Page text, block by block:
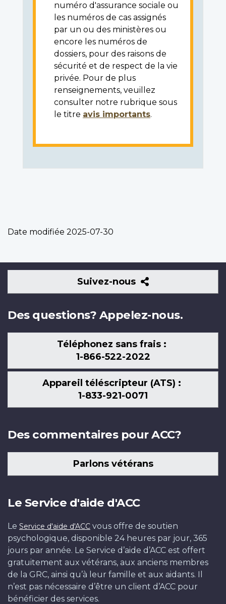
numéro d'assurance sociale ou
les numéros de cas assignés
par un ou des ministères ou
encore les numéros de
dossiers, pour des raisons de
sécurité et de respect de la vie
privée. Pour de plus
renseignements, veuillez
consulter notre rubrique sous
le titre avis importants.
Date modifiée 2025-07-30
Suivez-nous
Suivez-
nous
Des questions? Appelez-nous.
Téléphonez sans frais :
1-866-522-2022
Appareil téléscripteur (ATS) :
1-833-921-0071
Des commentaires pour ACC?
Parlons vétérans
Le Service d'aide d'ACC
Le Service d'aide d'ACC vous offre de soutien
psychologique, disponible 24 heures par jour, 365
jours par année. Le Service d’aide d’ACC est offert
gratuitement aux vétérans, aux anciens membres
de la GRC, ainsi qu’à leur famille et aux aidants. Il
n’est pas nécessaire d’être un client d’ACC pour
bénéficier des services.